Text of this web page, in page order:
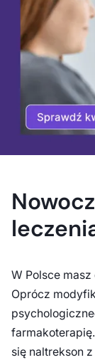
W Polsce
Oprócz
się naltrekson